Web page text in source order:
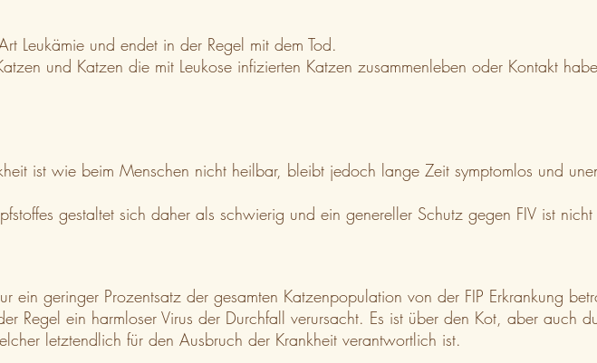
Leukämie und endet in der Regel mit dem Tod.
und Katzen die mit Leukose infizierten Katzen zusammenleben oder Kontakt
ist wie beim Menschen nicht heilbar, bleibt jedoch lange Zeit symptomlos und
gestaltet sich daher als schwierig und ein genereller Schutz gegen FIV ist
geringer Prozentsatz der gesamten Katzenpopulation von der FIP Erkrankung
ein harmloser Virus der Durchfall verursacht. Es ist über den Kot, aber auch
letztendlich für den Ausbruch der Krankheit verantwortlich ist.